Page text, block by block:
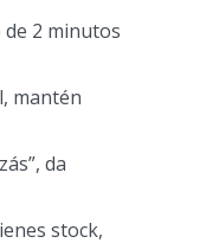
2 minutos
mantén
da
stock,